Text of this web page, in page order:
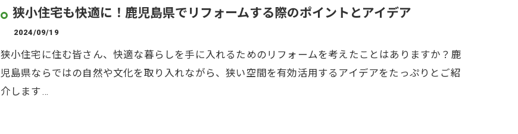
狭小住宅も快適に！鹿児島県でリフォームする際のポイントとアイデア
2024/09/19
狭小住宅に住む皆さん、快適な暮らしを手に入れるためのリフォームを考えたことはありますか？鹿
児島県ならではの自然や文化を取り入れながら、狭い空間を有効活用するアイデアをたっぷりとご紹
介します…